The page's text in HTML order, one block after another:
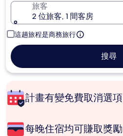
旅客
2 位旅客, 1 間客房
這趟旅程是商務旅行
搜尋
計畫有變免費取消選項
每晚住宿均可賺取獎勵